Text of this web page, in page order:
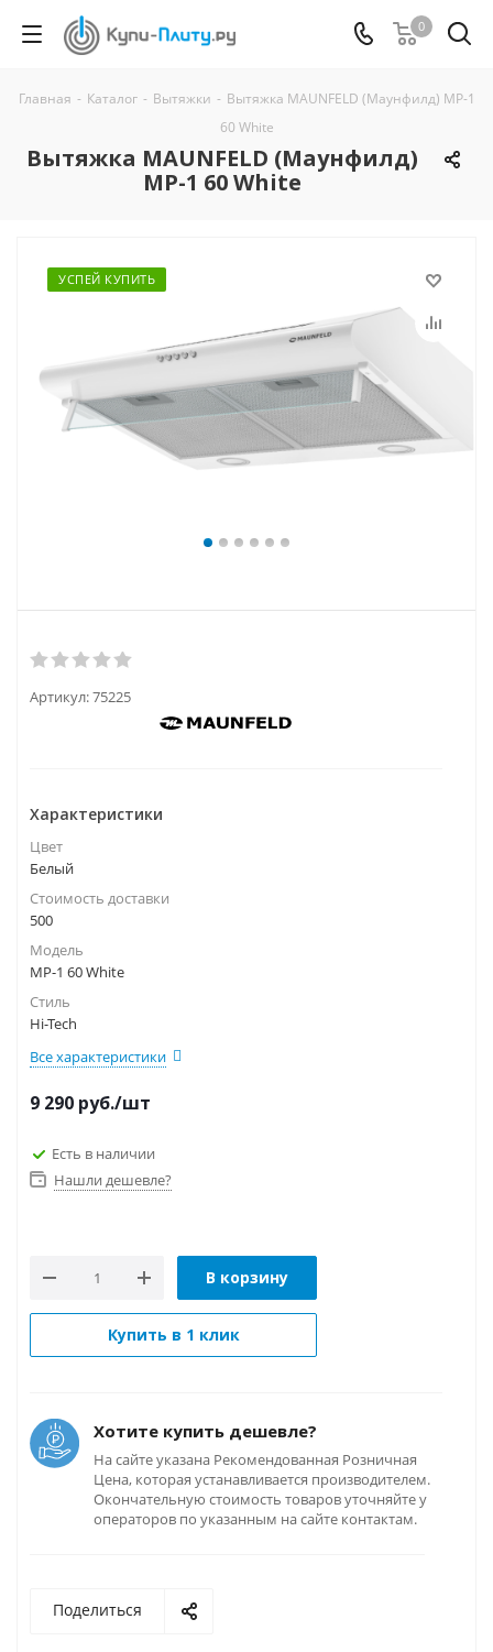
0
Главная - Каталог - Вытяжки - Вытяжка MAUNFELD (Маунфилд) MP-1
60 White
Вытяжка MAUNFELD (Маунфилд)
MP-1 60 White
УСПЕЙ КУПИТЬ
Артикул:75225
Характеристики
Цвет
Белый
Стоимость доставки
500
Модель
MP-1 60 White
Стиль
Hi-Tech
Все характеристики
9 290 руб./шт
Есть в наличии
Нашли дешевле?
В корзину
Купить в 1 клик
Хотите купить дешевле?
На сайте указана Рекомендованная Розничная
Цена, которая устанавливается производителем.
Окончательную стоимость товаров уточняйте у
операторов по указанным на сайте контактам.
Поделиться